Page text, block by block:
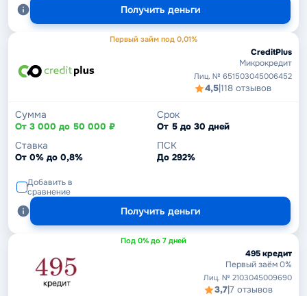
Получить деньги
Первый займ под 0,01%
CreditPlus
Микрокредит
Лиц. № 651503045006452
4,5|118 отзывов
Сумма
От 3 000 до 50 000 ₽
Срок
От 5 до 30 дней
Ставка
От 0% до 0,8%
ПСК
До 292%
Добавить в
сравнение
Получить деньги
Под 0% до 7 дней
495 кредит
Первый заём 0%
Лиц. № 2103045009690
3,7|7 отзывов